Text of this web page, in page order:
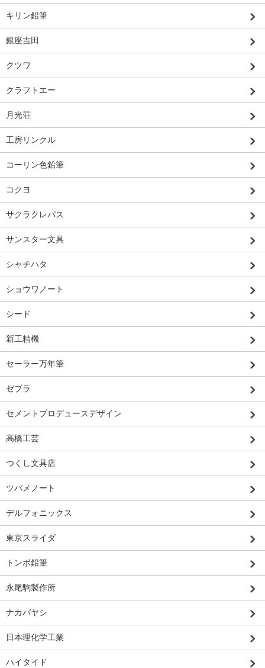
キリン鉛筆
銀座吉田
クツワ
クラフトエー
月光荘
工房リンクル
コーリン色鉛筆
コクヨ
サクラクレパス
サンスター文具
シャチハタ
ショウワノート
シード
新工精機
セーラー万年筆
ゼブラ
セメントプロデュースデザイン
高橋工芸
つくし文具店
ツバメノート
デルフォニックス
東京スライダ
トンボ鉛筆
永尾駒製作所
ナカバヤシ
日本理化学工業
ハイタイド